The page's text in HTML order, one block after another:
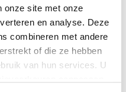
onze site met onze
en analyse. Deze
combineren met andere
of die ze hebben
van hun services. U
je mee in de wereld van